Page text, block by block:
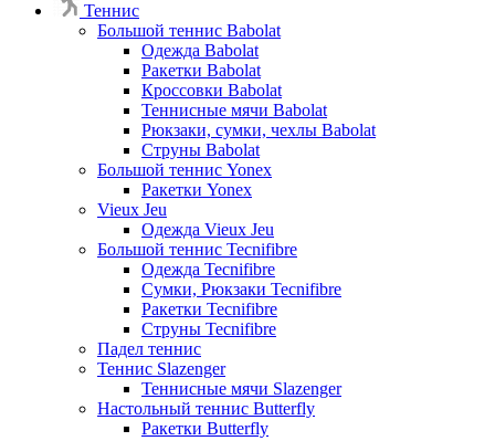
Теннис
Большой теннис Babolat
Одежда Babolat
Ракетки Babolat
Кроссовки Babolat
Теннисные мячи Babolat
Рюкзаки, сумки, чехлы Babolat
Струны Babolat
Большой теннис Yonex
Ракетки Yonex
Vieux Jeu
Одежда Vieux Jeu
Большой теннис Tecnifibre
Одежда Tecnifibre
Сумки, Рюкзаки Tecnifibre
Ракетки Tecnifibre
Струны Tecnifibre
Падел теннис
Теннис Slazenger
Теннисные мячи Slazenger
Настольный теннис Butterfly
Ракетки Butterfly